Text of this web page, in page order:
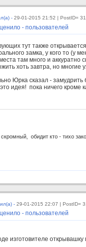
- 29-01-2015 21:52 | PostID=
- пользователей
тут также
замка, у кого то (у
там много и аккуратно
хоть завтра, но многие
Юрка сказал -
идея! пока ничего кроме
обидит кто - тихо
- 29-01-2015 22:07 | PostID=
- пользователей
изготовителе